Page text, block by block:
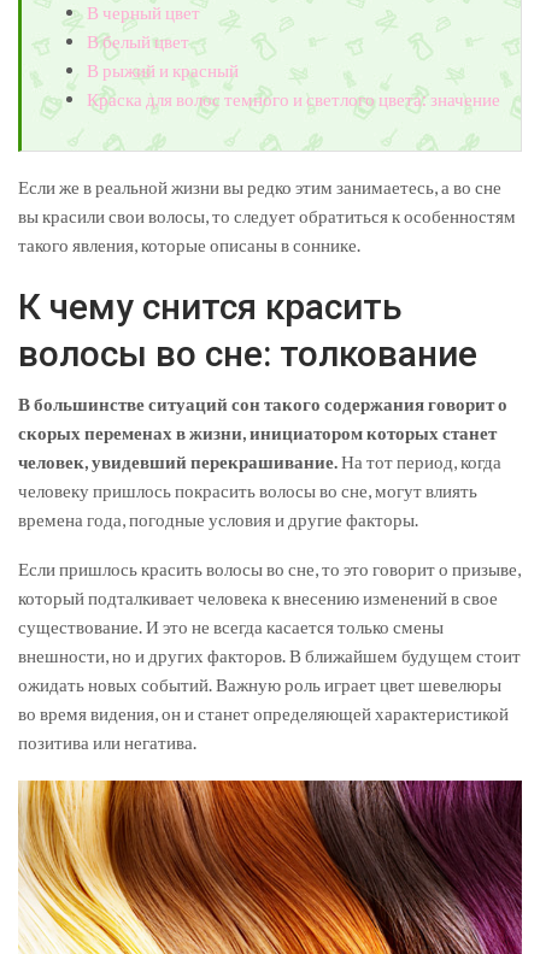
В черный цвет
В белый цвет
В рыжий и красный
Краска для волос темного и светлого цвета: значение
Если же в реальной жизни вы редко этим занимаетесь, а во сне
вы красили свои волосы, то следует обратиться к особенностям
такого явления, которые описаны в соннике.
К чему снится красить
волосы во сне: толкование
В большинстве ситуаций сон такого содержания говорит о
скорых переменах в жизни, инициатором которых станет
человек, увидевший перекрашивание.На тот период, когда
человеку пришлось покрасить волосы во сне, могут влиять
времена года, погодные условия и другие факторы.
Если пришлось красить волосы во сне, то это говорит о призыве,
который подталкивает человека к внесению изменений в свое
существование. И это не всегда касается только смены
внешности, но и других факторов. В ближайшем будущем стоит
ожидать новых событий. Важную роль играет цвет шевелюры
во время видения, он и станет определяющей характеристикой
позитива или негатива.